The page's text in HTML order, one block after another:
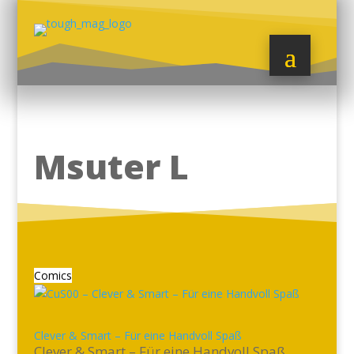
Msuter L
Comics
Clever & Smart – Für eine Handvoll Spaß